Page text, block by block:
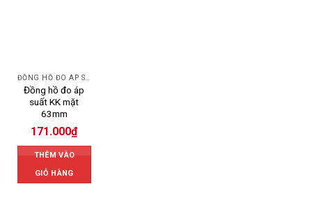
Đồng hồ đo áp
suất KK mặt
63mm
171.000₫
THÊM VÀO
GIỎ HÀNG